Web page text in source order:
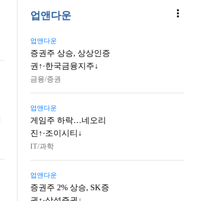
업앤다운 more_vert
업앤다운
증권주 상승, 상상인증
권↑·한국금융지주↓
금융/증권
업앤다운
게임주 하락…네오리
진↑·조이시티↓
IT/과학
업앤다운
증권주 2% 상승, SK증